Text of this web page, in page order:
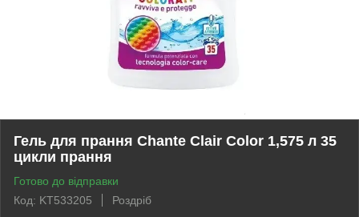
Гель для прання Chante Clair Color 1,575 л 35
цикли прання
Готово до відправки
Код: KT533205
Роздріб